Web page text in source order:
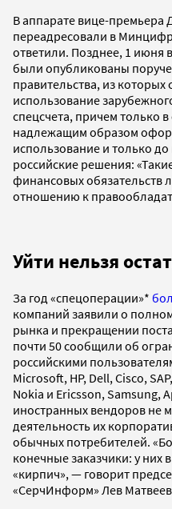
В аппарате вице-
переадресовали в
ответили. Позднее, 1
были опубликованы
правительства, из которых
использование
спецсчета, причем только в
надлежащим образом
использование и только
российские решения:
финансовых обязательств
отношению к
Уйти нельзя
За год «спецоперации»*
компаний заявили о
рынка и прекращении
почти 50 сообщили об
российскими
Microsoft, HP, Dell, Cisco,
Nokia и Ericsson, Samsung,
иностранных вендоров не
деятельность их
обычных потребителей.
конечные заказчики: у них
«кирпич», — говорит
«СерчИнформ» Лев